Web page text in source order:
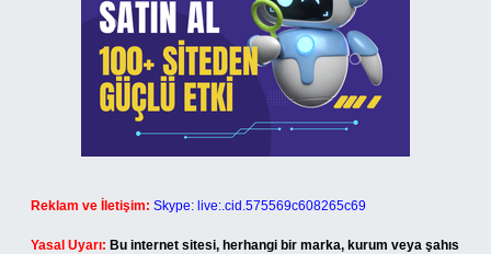
Reklam ve İletişim: Skype: live:.cid.575569c608265c69
Yasal Uyarı: Bu internet sitesi, herhangi bir marka, kurum veya şahıs